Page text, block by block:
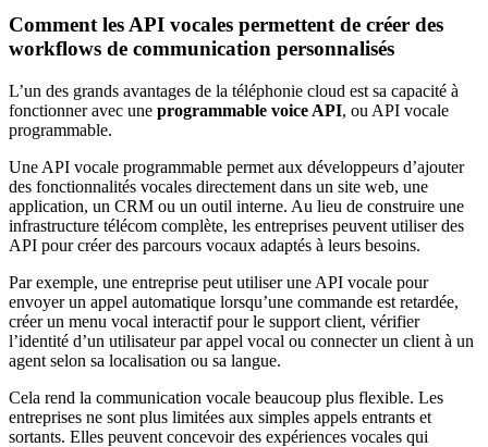
Comment les API vocales permettent de créer des
workflows de communication personnalisés
L’un des grands avantages de la téléphonie cloud est sa capacité à
fonctionner avec une programmable voice API, ou API vocale
programmable.
Une API vocale programmable permet aux développeurs d’ajouter
des fonctionnalités vocales directement dans un site web, une
application, un CRM ou un outil interne. Au lieu de construire une
infrastructure télécom complète, les entreprises peuvent utiliser des
API pour créer des parcours vocaux adaptés à leurs besoins.
Par exemple, une entreprise peut utiliser une API vocale pour
envoyer un appel automatique lorsqu’une commande est retardée,
créer un menu vocal interactif pour le support client, vérifier
l’identité d’un utilisateur par appel vocal ou connecter un client à un
agent selon sa localisation ou sa langue.
Cela rend la communication vocale beaucoup plus flexible. Les
entreprises ne sont plus limitées aux simples appels entrants et
sortants. Elles peuvent concevoir des expériences vocales qui